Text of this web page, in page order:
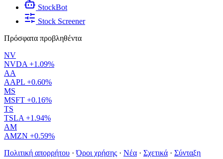
StockBot
Stock Screener
Πρόσφατα προβληθέντα
NV
NVDA +1.09%
AA
AAPL +0.60%
MS
MSFT +0.16%
TS
TSLA +1.94%
AM
AMZN +0.59%
Πολιτική απορρήτου · Όροι χρήσης · Νέα · Σχετικά · Σύνταξη